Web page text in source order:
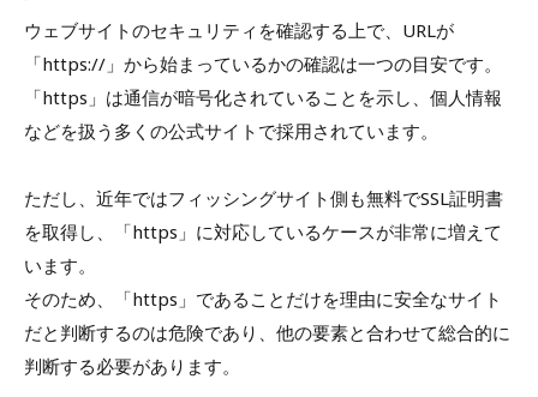
ウェブサイトのセキュリティを確認する上で、URLが
「https://」から始まっているかの確認は一つの目安です。
「https」は通信が暗号化されていることを示し、個人情報
などを扱う多くの公式サイトで採用されています。
ただし、近年ではフィッシングサイト側も無料でSSL証明書
を取得し、「https」に対応しているケースが非常に増えて
います。
そのため、「https」であることだけを理由に安全なサイト
だと判断するのは危険であり、他の要素と合わせて総合的に
判断する必要があります。